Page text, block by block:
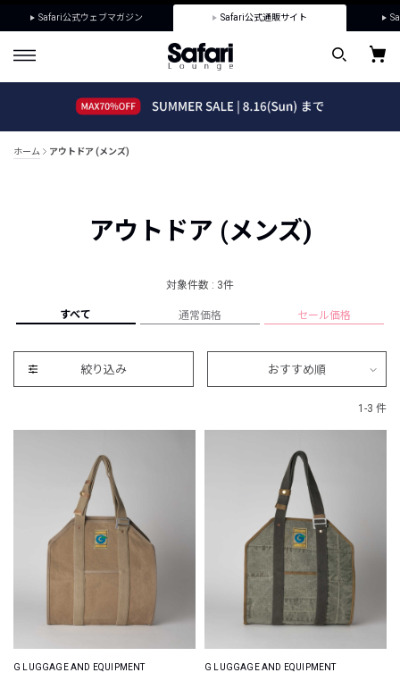
Safari公式ウェブマガジン Safari公式通販サイト
ホーム アウトドア (メンズ)
アウトドア (メンズ)
対象件数 : 3件
すべて 通常価格 セール価格
絞り込み おすすめ順
1-3 件
G LUGGAGE AND EQUIPMENT G LUGGAGE AND EQUIPMENT